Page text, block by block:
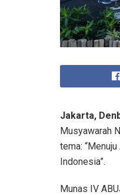
Jakarta,
Musyawarah
tema:
Indonesia”.
Munas IV